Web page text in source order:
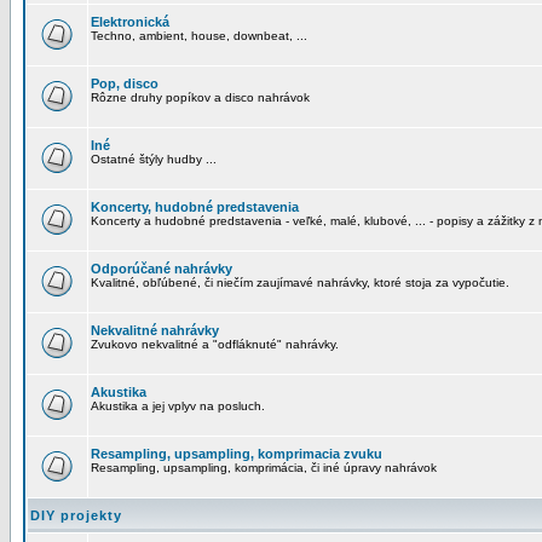
Elektronická
Techno, ambient, house, downbeat, ...
Pop, disco
Rôzne druhy popíkov a disco nahrávok
Iné
Ostatné štýly hudby ...
Koncerty, hudobné predstavenia
Koncerty a hudobné predstavenia - veľké, malé, klubové, ... - popisy a zážitky z
Odporúčané nahrávky
Kvalitné, obľúbené, či niečím zaujímavé nahrávky, ktoré stoja za vypočutie.
Nekvalitné nahrávky
Zvukovo nekvalitné a "odfláknuté" nahrávky.
Akustika
Akustika a jej vplyv na posluch.
Resampling, upsampling, komprimacia zvuku
Resampling, upsampling, komprimácia, či iné úpravy nahrávok
DIY projekty